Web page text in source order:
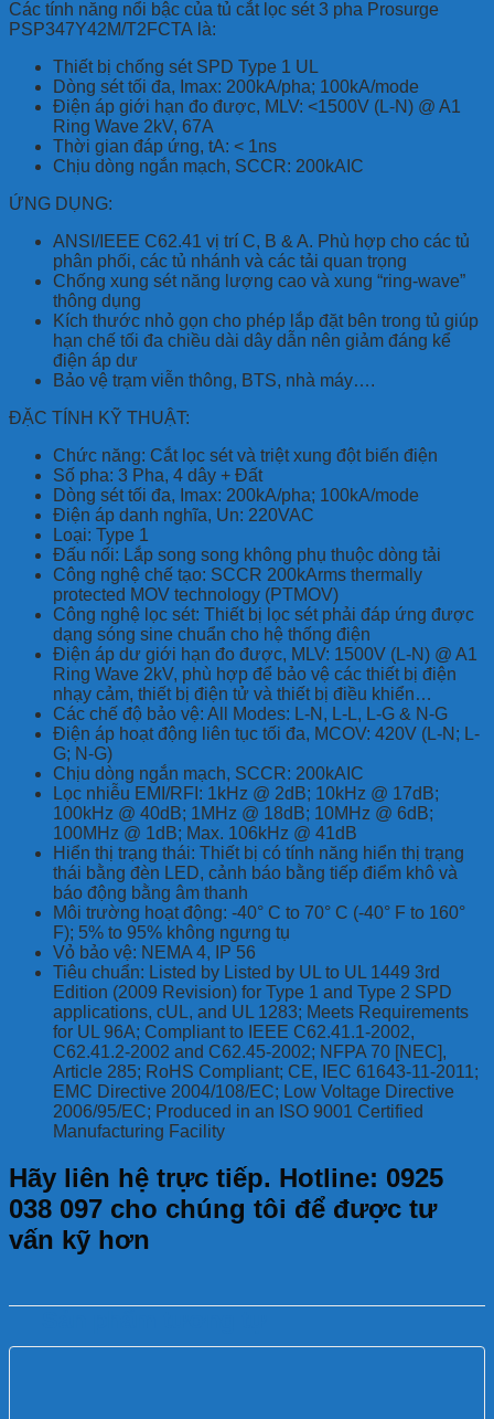
Các tính năng nổi bậc của tủ cắt lọc sét 3 pha Prosurge
PSP347Y42M/T2FCTA là:
Thiết bị chống sét SPD Type 1 UL
Dòng sét tối đa, Imax: 200kA/pha; 100kA/mode
Điện áp giới hạn đo được, MLV: <1500V (L-N) @ A1
Ring Wave 2kV, 67A
Thời gian đáp ứng, tA: < 1ns
Chịu dòng ngắn mạch, SCCR: 200kAIC
ỨNG DỤNG:
ANSI/IEEE C62.41 vị trí C, B & A. Phù hợp cho các tủ
phân phối, các tủ nhánh và các tải quan trọng
Chống xung sét năng lượng cao và xung “ring-wave”
thông dụng
Kích thước nhỏ gọn cho phép lắp đặt bên trong tủ giúp
hạn chế tối đa chiều dài dây dẫn nên giảm đáng kể
điện áp dư
Bảo vệ trạm viễn thông, BTS, nhà máy….
ĐẶC TÍNH KỸ THUẬT:
Chức năng: Cắt lọc sét và triệt xung đột biến điện
Số pha: 3 Pha, 4 dây + Đất
Dòng sét tối đa, Imax: 200kA/pha; 100kA/mode
Điện áp danh nghĩa, Un: 220VAC
Loại: Type 1
Đấu nối: Lắp song song không phụ thuộc dòng tải
Công nghệ chế tạo: SCCR 200kArms thermally
protected MOV technology (PTMOV)
Công nghệ lọc sét: Thiết bị lọc sét phải đáp ứng được
dạng sóng sine chuẩn cho hệ thống điện
Điện áp dư giới hạn đo được, MLV: 1500V (L-N) @ A1
Ring Wave 2kV, phù hợp để bảo vệ các thiết bị điện
nhạy cảm, thiết bị điện tử và thiết bị điều khiển…
Các chế độ bảo vệ: All Modes: L-N, L-L, L-G & N-G
Điện áp hoạt động liên tục tối đa, MCOV: 420V (L-N; L-
G; N-G)
Chịu dòng ngắn mạch, SCCR: 200kAIC
Lọc nhiễu EMI/RFI: 1kHz @ 2dB; 10kHz @ 17dB;
100kHz @ 40dB; 1MHz @ 18dB; 10MHz @ 6dB;
100MHz @ 1dB; Max. 106kHz @ 41dB
Hiển thị trạng thái: Thiết bị có tính năng hiển thị trạng
thái bằng đèn LED, cảnh báo bằng tiếp điểm khô và
báo động bằng âm thanh
Môi trường hoạt động: -40° C to 70° C (-40° F to 160°
F); 5% to 95% không ngưng tụ
Vỏ bảo vệ: NEMA 4, IP 56
Tiêu chuẩn: Listed by Listed by UL to UL 1449 3rd
Edition (2009 Revision) for Type 1 and Type 2 SPD
applications, cUL, and UL 1283; Meets Requirements
for UL 96A; Compliant to IEEE C62.41.1-2002,
C62.41.2-2002 and C62.45-2002; NFPA 70 [NEC],
Article 285; RoHS Compliant; CE, IEC 61643-11-2011;
EMC Directive 2004/108/EC; Low Voltage Directive
2006/95/EC; Produced in an ISO 9001 Certified
Manufacturing Facility
Hãy liên hệ trực tiếp. Hotline: 0925
038 097 cho chúng tôi để được tư
vấn kỹ hơn